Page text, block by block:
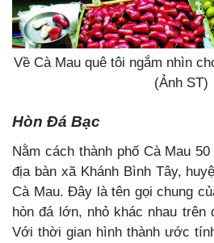
Về Cà Mau quê tôi ngắm nhìn
(Ảnh ST)
Hòn Đá Bạc
Nằm cách thành phố Cà Mau
địa bàn xã Khánh Bình Tây,
Cà Mau. Đây là tên gọi chung
hòn đá lớn, nhỏ khác nhau trên
Với thời gian hình thành ước